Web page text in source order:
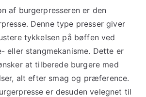
af burgerpresseren er den
Denne type presser giver
tykkelsen på bøffen ved
eller stangmekanisme. Dette er
at tilberede burgere med
alt efter smag og præference.
er desuden velegnet til